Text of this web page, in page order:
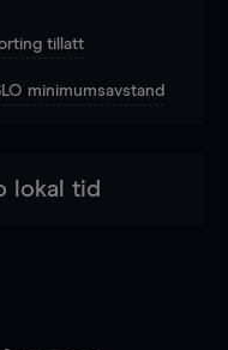
tillatt
minimumsavstand
lokal tid